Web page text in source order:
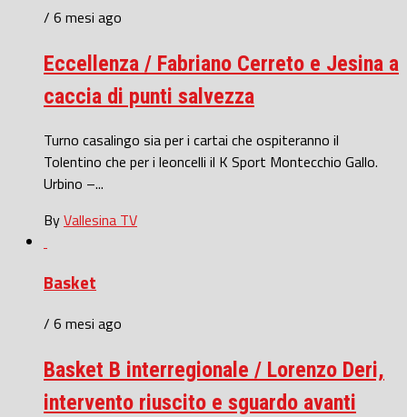
/ 6 mesi ago
Eccellenza / Fabriano Cerreto e Jesina a
caccia di punti salvezza
Turno casalingo sia per i cartai che ospiteranno il
Tolentino che per i leoncelli il K Sport Montecchio Gallo.
Urbino –...
ByVallesina TV
Basket
/ 6 mesi ago
Basket B interregionale / Lorenzo Deri,
intervento riuscito e sguardo avanti